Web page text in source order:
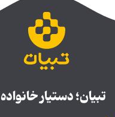
تبیان؛ دستیار خانواده